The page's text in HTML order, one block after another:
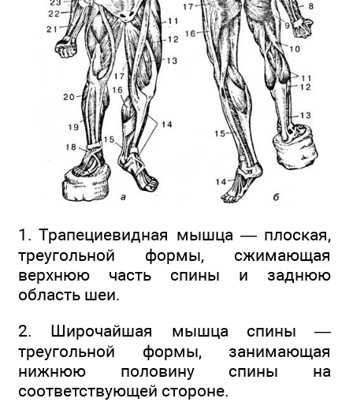
1. Трапециевидная мышца — плоская,
треугольной формы, сжимающая
верхнюю часть спины и заднюю
область шеи.
2. Широчайшая мышца спины —
треугольной формы, занимающая
нижнюю половину спины на
соответствующей стороне.